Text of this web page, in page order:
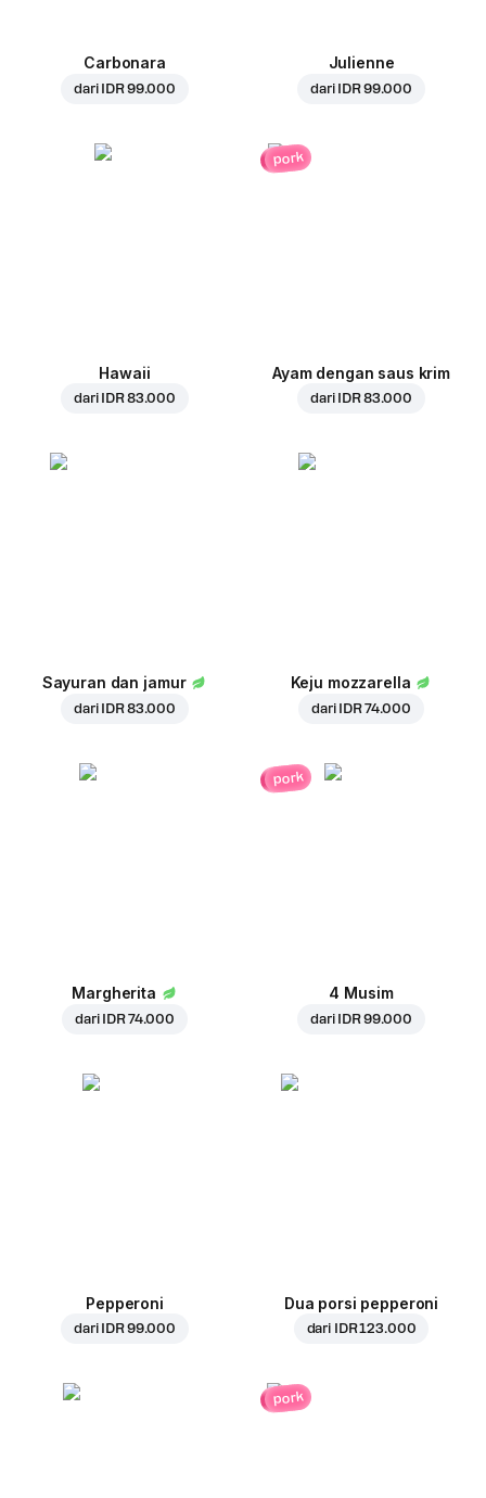
Carbonara
dari IDR 99.000
Julienne
dari IDR 99.000
Hawaii
dari IDR 83.000
pork
Ayam dengan saus krim
dari IDR 83.000
Sayuran dan jamur
dari IDR 83.000
Keju mozzarella
dari IDR 74.000
Margherita
dari IDR 74.000
pork
4 Musim
dari IDR 99.000
Pepperoni
dari IDR 99.000
Dua porsi pepperoni
dari IDR 123.000
pork